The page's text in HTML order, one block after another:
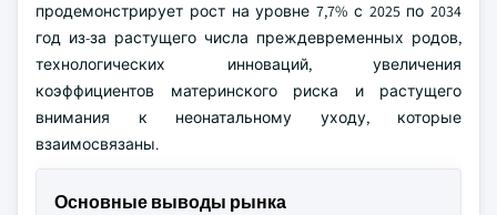
продемонстрирует рост на уровне 7,7% с 2025 по 2034
год из-за растущего числа преждевременных родов,
технологических инноваций, увеличения
коэффициентов материнского риска и растущего
внимания к неонатальному уходу, которые
взаимосвязаны.
Основные выводы рынка